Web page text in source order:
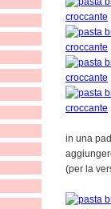
in una
(per la